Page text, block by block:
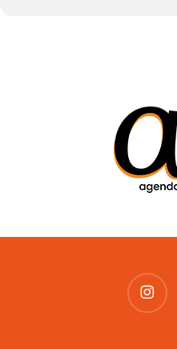
instagram